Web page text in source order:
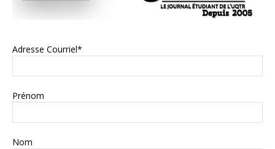
Adresse Courriel*
Prénom
Nom